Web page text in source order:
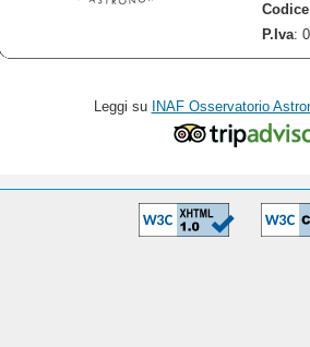
P.Iva:
Leggi su INAF Osservatorio